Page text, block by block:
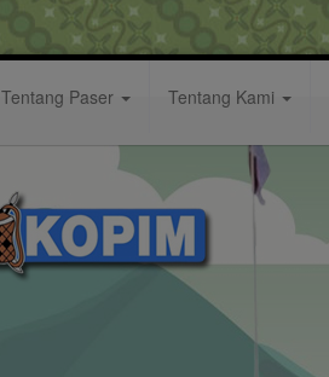
Tentang Paser Tentang Kami